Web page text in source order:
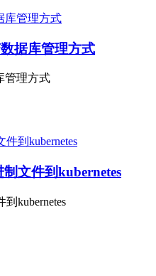
据库管理方式
管理方式
文件到kubernetes
kubernetes